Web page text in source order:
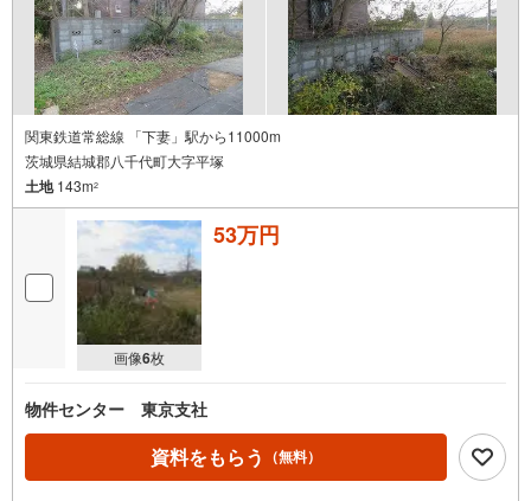
関東鉄道常総線 「下妻」駅から11000m
茨城県結城郡八千代町大字平塚
土地143m2
画像6枚
53万円
物件センター 東京支社
資料をもらう （無料）